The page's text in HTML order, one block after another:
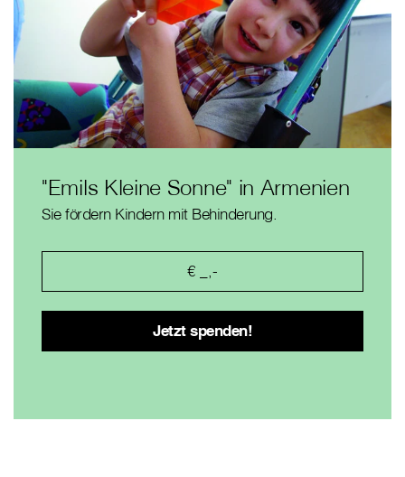
"Emils Kleine Sonne" in Armenien
Sie fördern Kindern mit Behinderung.